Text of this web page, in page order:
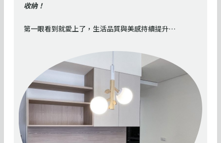
收納！
第一眼看到就愛上了，生活品質與美感持續提升…